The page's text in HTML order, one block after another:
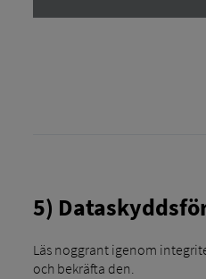
5)
Läs noggrant igenom
och bekräfta den.